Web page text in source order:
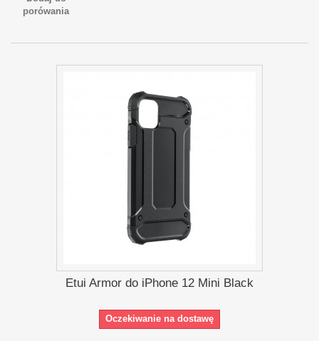
porówania
Etui Armor do iPhone 12 Mini Black
Oczekiwanie na dostawę